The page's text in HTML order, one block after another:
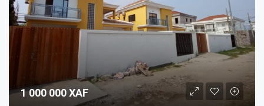
1 000 000 XAF